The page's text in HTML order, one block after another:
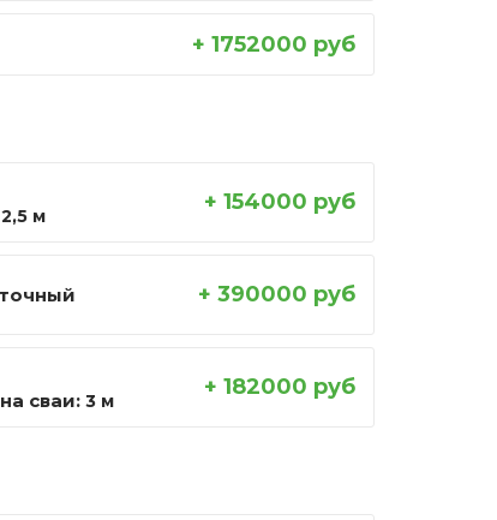
+ 1752000 руб
2,5 м
+ 154000 руб
+ 390000 руб
сваи: 3 м
+ 182000 руб